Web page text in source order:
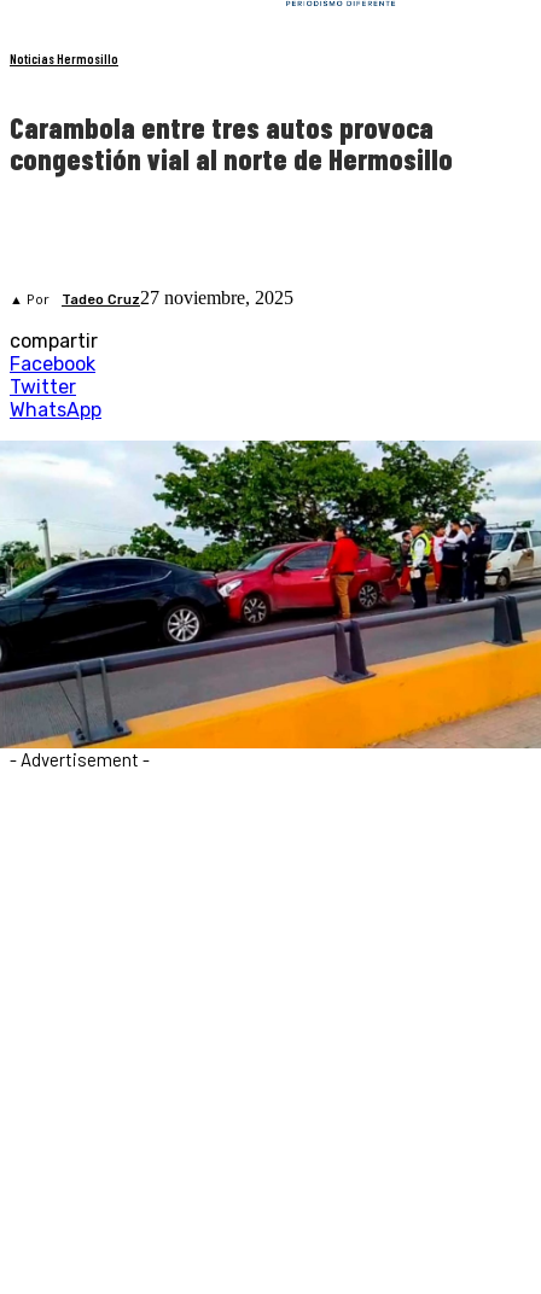
Noticias Hermosillo
Carambola entre tres autos provoca
congestión vial al norte de Hermosillo
▲ Por Tadeo Cruz27 noviembre, 2025
compartir
Facebook
Twitter
WhatsApp
- Advertisement -